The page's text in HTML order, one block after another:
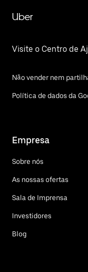
Uber
Visite o Centro de
Não vender nem
Política de dados da
Empresa
Sobre nós
As nossas ofertas
Sala de Imprensa
Investidores
Blog